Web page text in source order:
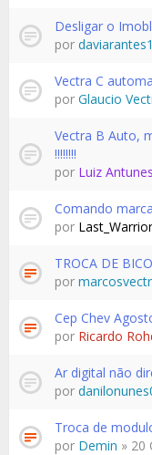
Desligar o
por
Vectra C
por Glaucio
Vectra B Auto,
!!!!!!!!
por Luiz Antunes
Comando
por Last_Warrior
TROCA DE
por
Cep Chev
por Ricardo
Ar digital não
por
Troca de
por Demin » 20